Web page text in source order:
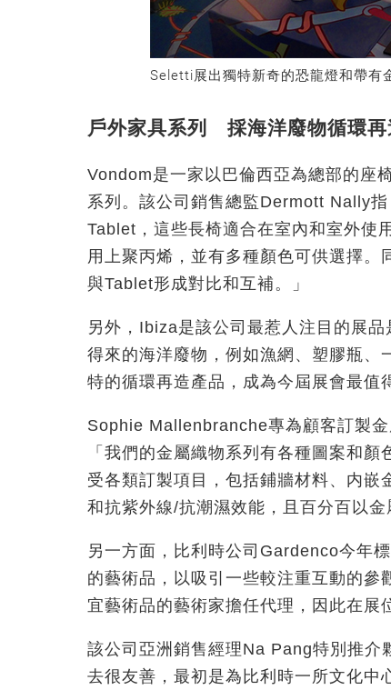
Seletti展出獨特新奇的恐龍燈和帶有
戶外家具系列 採海洋廢物循環再
Vondom是一家以巴倫西亞為總部的座
系列。該公司銷售總監Dermott Nally
Tablet，這些長椅適合在室內和室外使
用上聚丙烯，並有多種顏色可供選擇
與Tablet形成對比和互補。」
另外，Ibiza是該公司最惹人注目的展
得來的海洋廢物，例如漁網、塑膠瓶、
特的循環再造產品，成為今屆展會最值
Sophie Mallenbranche專為顧客訂製
「我們的金屬織物系列有各種圖案和
受各類訂製項目，包括鋪牆材料、内嵌
和抗紫外線/抗潮濕效能，且百分百以金
另一方面，比利時公司Gardenco今年
的藝術品，以吸引一些較注重互動的參
宜藝術品的藝術家擔任代理，因此在展
該公司亞洲銷售經理Na Pang特別推
去很友善，最初是為比利時一所文化中